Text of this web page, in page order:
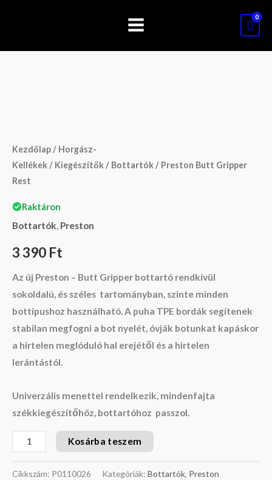
Kezdőlap/ Horgász-
Kellékek/ Kiegészítők/ Bottartók/ Preston Butt Gripper
Rest
Raktáron
Bottartók, Preston
3 390 Ft
Az új Preston – Butt Gripper bottartó rendkívül
sokoldalú, és széles tartományban, szinte minden
bottípushoz használható. A puha TPE bordák segítenek
stabilan megfogni a bot nyelét, óvják botunkat kapáskor
a hirtelen meglóduló hal erejétől és a hirtelen
lerántástól.
Univerzális menettel rendelkezik, mindenfajta
székkiegészítőhöz, bottartóhoz passzol.
Rest
mennyiség
Kosárba teszem
Cikkszám: P0110026 Kategóriák: Bottartók, Preston